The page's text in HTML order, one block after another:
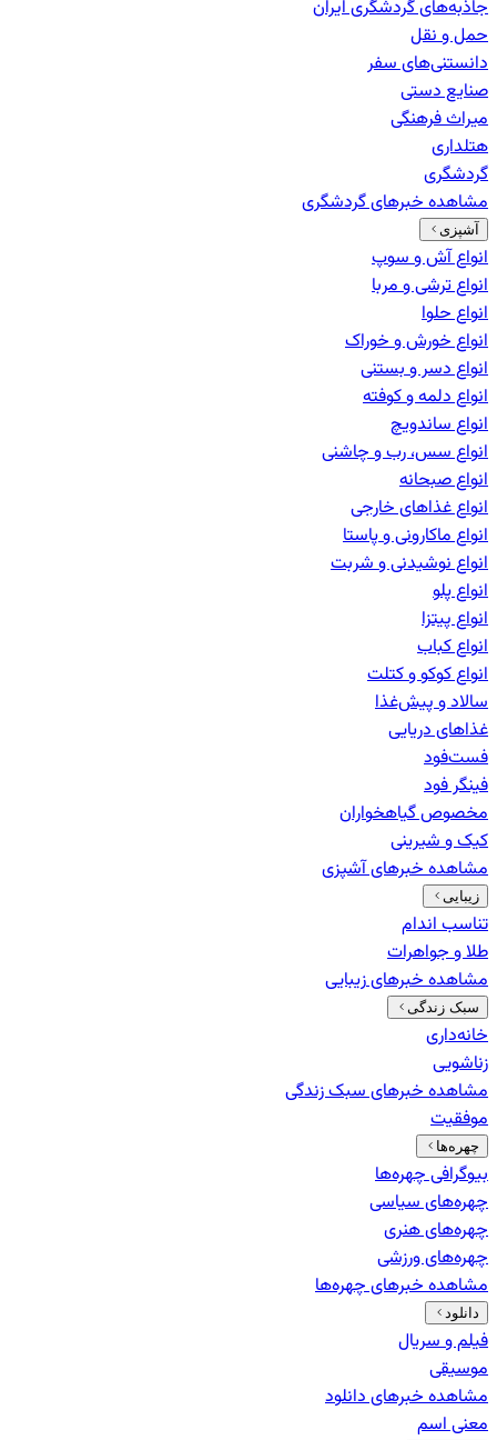
جاذبه‌های گردشگری ایران
حمل و نقل
دانستنی‌های سفر
صنایع دستی
میراث فرهنگی
هتلداری
گردشگری
مشاهده خبرهایگردشگری
آشپزی
انواع آش و سوپ
انواع ترشی و مربا
انواع حلوا
انواع خورش و خوراک
انواع دسر و بستنی
انواع دلمه و کوفته
انواع ساندویچ
انواع سس، رب و چاشنی
انواع صبحانه
انواع غذاهای خارجی
انواع ماکارونی و پاستا
انواع نوشیدنی و شربت
انواع پلو
انواع پیتزا
انواع کباب
انواع کوکو و کتلت
سالاد و پیش‌غذا
غذاهای دریایی
فست‌فود
فینگر فود
مخصوص گیاهخواران
کیک و شیرینی
مشاهده خبرهایآشپزی
زیبایی
تناسب اندام
طلا و جواهرات
مشاهده خبرهایزیبایی
سبک زندگی
خانه‌داری
زناشویی
مشاهده خبرهایسبک زندگی
موفقیت
چهره‌ها
بیوگرافی چهره‌ها
چهره‌های سیاسی
چهره‌های هنری
چهره‌های ورزشی
مشاهده خبرهایچهره‌ها
دانلود
فیلم و سریال
موسیقی
مشاهده خبرهایدانلود
معنی اسم